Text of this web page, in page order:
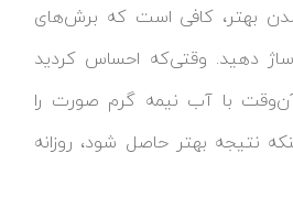
بهتر، کافی است که برش‌های
دهید. وقتی‌که احساس کردید
با آب نیمه گرم صورت را
نتیجه بهتر حاصل شود، روزانه